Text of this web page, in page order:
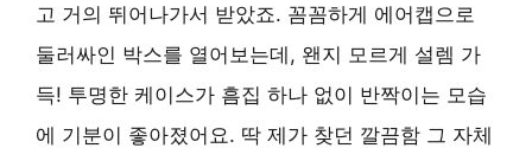
고 거의 뛰어나가서 받았죠. 꼼꼼하게 에어캡으로
둘러싸인 박스를 열어보는데, 왠지 모르게 설렘 가
득! 투명한 케이스가 흠집 하나 없이 반짝이는 모습
에 기분이 좋아졌어요. 딱 제가 찾던 깔끔함 그 자체